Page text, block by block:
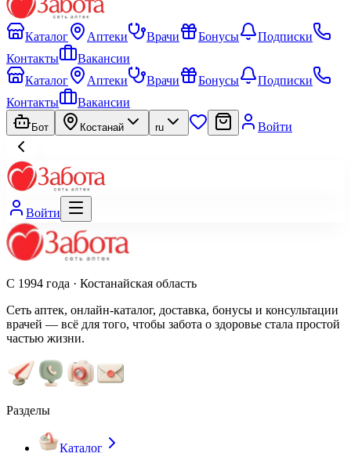
Каталог Аптеки Врачи Бонусы
Подписки
Контакты
Вакансии
Каталог
Аптеки Врачи Бонусы
Подписки
Контакты
Вакансии
Бот Костанай ru Войти
Войти
С 1994 года · Костанайская область
Сеть аптек, онлайн-каталог, доставка, бонусы и консультации
врачей — всё для того, чтобы забота о здоровье стала простой
частью жизни.
Разделы
Каталог